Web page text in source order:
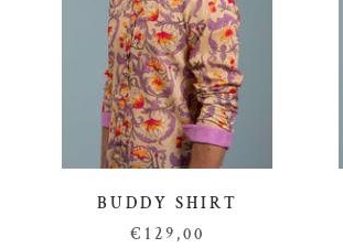
BUDDY SHIRT
€129,00